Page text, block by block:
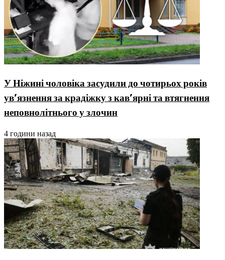
У Ніжині чоловіка засудили до чотирьох років
ув’язнення за крадіжку з кав’ярні та втягнення
неповнолітнього у злочин
4 години назад